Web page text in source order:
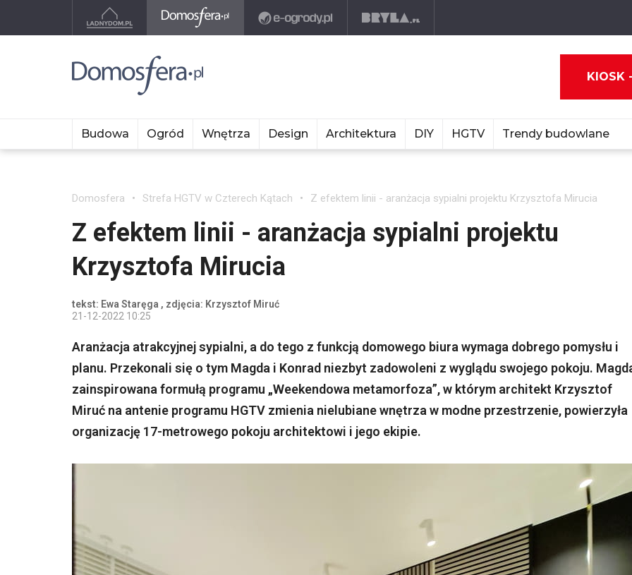
KIOSK
Budowa Ogród Wnętrza Design Architektura DIY HGTV Trendy budowlane
Domosfera Strefa HGTV w Czterech Kątach Z efektem linii - aranżacja sypialni projektu Krzysztofa Mirucia
Z efektem linii - aranżacja sypialni projektu
Krzysztofa Mirucia
tekst: Ewa Staręga , zdjęcia: Krzysztof Miruć
21-12-2022 10:25
Aranżacja atrakcyjnej sypialni, a do tego z funkcją domowego biura wymaga dobrego pomysłu i
planu. Przekonali się o tym Magda i Konrad niezbyt zadowoleni z wyglądu swojego pokoju.
zainspirowana formułą programu „Weekendowa metamorfoza”, w którym architekt Krzysztof
Miruć na antenie programu HGTV zmienia nielubiane wnętrza w modne przestrzenie, powierzyła
organizację 17-metrowego pokoju architektowi i jego ekipie.